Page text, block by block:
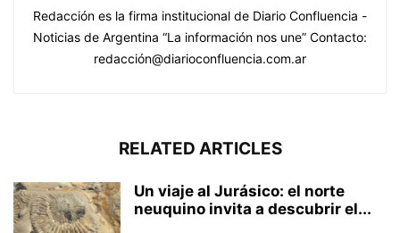
Redacción es la firma institucional de Diario Confluencia -
Noticias de Argentina “La información nos une” Contacto:
redacción@diarioconfluencia.com.ar
RELATED ARTICLES
Un viaje al Jurásico: el norte
neuquino invita a descubrir el...